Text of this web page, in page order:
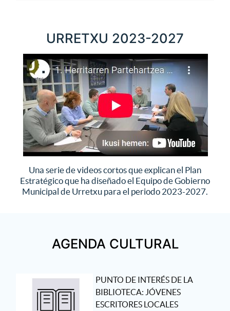
URRETXU 2023-2027
Una serie de videos cortos que explican el Plan
Estratégico que ha diseñado el Equipo de Gobierno
Municipal de Urretxu para el periodo 2023-2027.
AGENDA CULTURAL
PUNTO DE INTERÉS DE LA
BIBLIOTECA: JÓVENES
ESCRITORES LOCALES